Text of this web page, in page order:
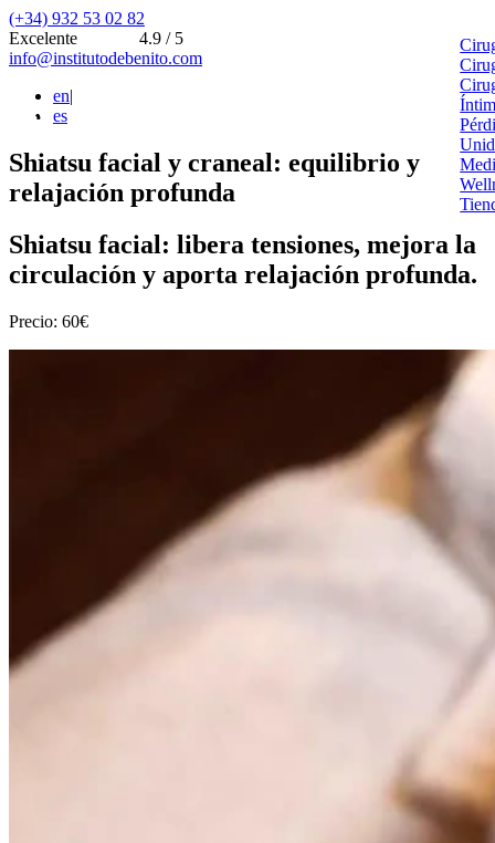
(+34) 932 53 02 82
Excelente
4.9 / 5
info@institutodebenito.com
en|
es
Shiatsu facial y craneal: equilibrio y
relajación profunda
Shiatsu facial: libera tensiones, mejora la
circulación y aporta relajación profunda.
Precio: 60€